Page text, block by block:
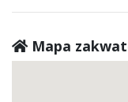
Mapa